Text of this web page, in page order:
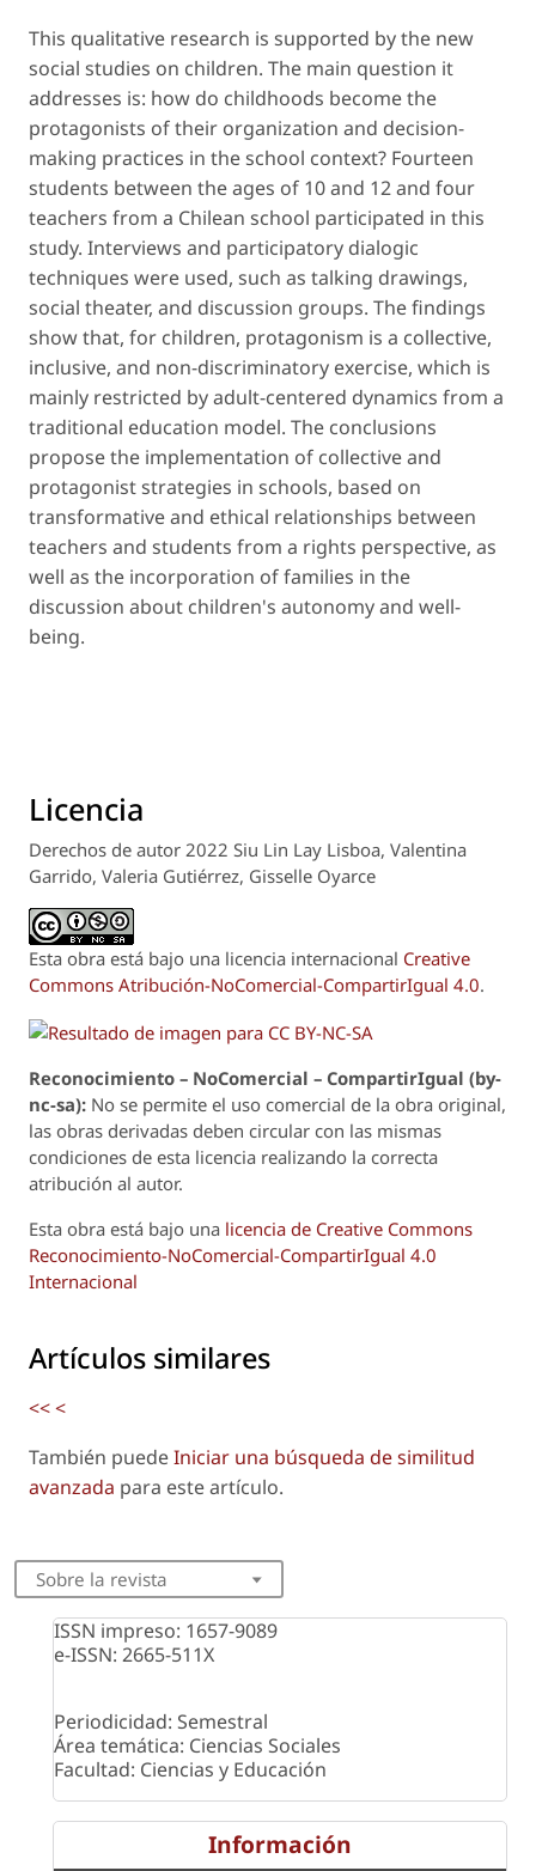
This qualitative research is supported by the new
social studies on children. The main question it
addresses is: how do childhoods become the
protagonists of their organization and decision-
making practices in the school context? Fourteen
students between the ages of 10 and 12 and four
teachers from a Chilean school participated in this
study. Interviews and participatory dialogic
techniques were used, such as talking drawings,
social theater, and discussion groups. The findings
show that, for children, protagonism is a collective,
inclusive, and non-discriminatory exercise, which is
mainly restricted by adult-centered dynamics from a
traditional education model. The conclusions
propose the implementation of collective and
protagonist strategies in schools, based on
transformative and ethical relationships between
teachers and students from a rights perspective, as
well as the incorporation of families in the
discussion about children's autonomy and well-
being.
Licencia
Derechos de autor 2022 Siu Lin Lay Lisboa, Valentina
Garrido, Valeria Gutiérrez, Gisselle Oyarce
Esta obra está bajo una licencia internacional Creative
Commons Atribución-NoComercial-CompartirIgual 4.0.
Reconocimiento – NoComercial – CompartirIgual (by-
nc-sa): No se permite el uso comercial de la obra original,
las obras derivadas deben circular con las mismas
condiciones de esta licencia realizando la correcta
atribución al autor.
Esta obra está bajo una licencia de Creative Commons
Reconocimiento-NoComercial-CompartirIgual 4.0
Internacional
Artículos similares
<<<
También puedeIniciar una búsqueda de similitud
avanzada para este artículo.
Sobre la revista
ISSN impreso: 1657-9089
e-ISSN: 2665-511X
Periodicidad: Semestral
Área temática: Ciencias Sociales
Facultad: Ciencias y Educación
Información